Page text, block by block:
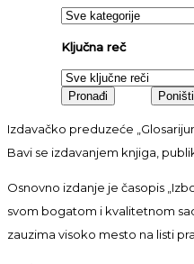
Ključna reč
Izdavačko preduzeće
Bavi se izdavanjem knjiga,
Osnovno izdanje je časopis
svom bogatom i kvalitetnom
zauzima visoko mesto na listi